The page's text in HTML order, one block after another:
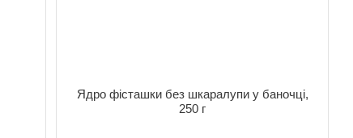
Ядро фісташки без шкаралупи у баночці,
250 г